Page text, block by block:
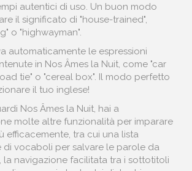
autentici di uso. Un buon modo
il significato di "house-trained",
o "highwayman".
automaticamente le espressioni
in Nos Âmes la Nuit, come "car
tie" o "cereal box". Il modo perfetto
il tuo inglese!
Nos Âmes la Nuit, hai a
molte altre funzionalità per imparare
efficacemente, tra cui una lista
di vocaboli per salvare le parole da
la navigazione facilitata tra i sottotitoli